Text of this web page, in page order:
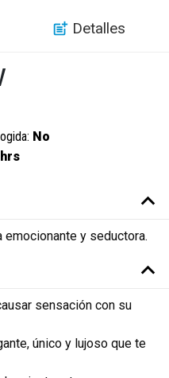
Detalles
No
emocionante y seductora.
sensación con su
único y lujoso que te